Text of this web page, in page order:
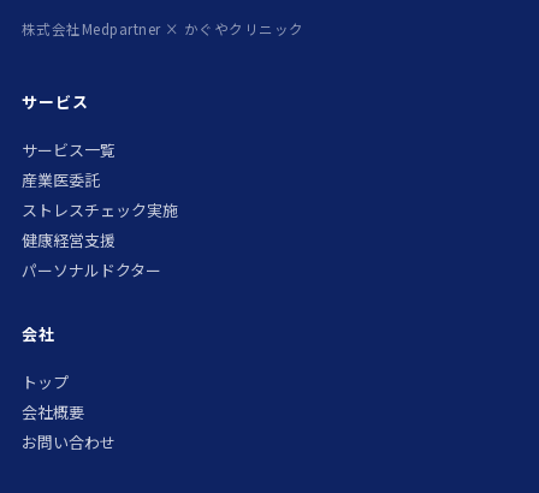
株式会社Medpartner × かぐやクリニック
サービス
サービス一覧
産業医委託
ストレスチェック実施
健康経営支援
パーソナルドクター
会社
トップ
会社概要
お問い合わせ